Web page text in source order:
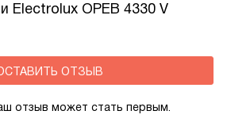
Electrolux OPEB 4330 V
ОТЗЫВ
отзыв может стать первым.